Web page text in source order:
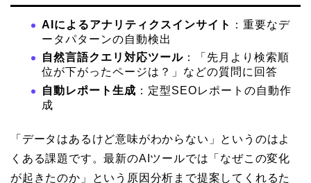
AIによるアナリティクスインサイト
：重要なデ
ータパターンの自動検出
自然言語クエリ対応ツール ：「先月より検索順
位が下がったページは？」などの質問に回答
自動レポート生成 ：定型SEOレポートの自動作
成
「データはあるけど意味がわからない」というのはよ
くある課題です。最新のAIツールでは「なぜこの変化
が起きたのか」という原因分析まで提案してくれるた